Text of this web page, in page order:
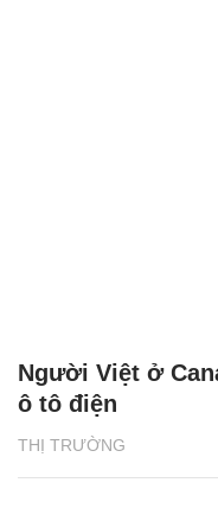
THỊ TRƯỜNG
Người Việt ở
ô tô điện